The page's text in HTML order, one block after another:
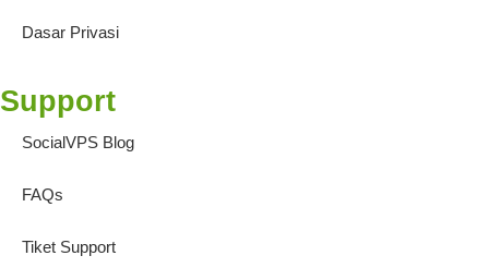
Dasar Privasi
Support
SocialVPS Blog
FAQs
Tiket Support